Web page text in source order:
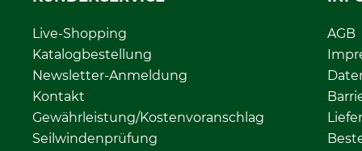
Live-Shopping
Katalogbestellung
Newsletter-Anmeldung
Kontakt
Gewährleistung/Kostenvoranschlag
Seilwindenprüfung
AGB